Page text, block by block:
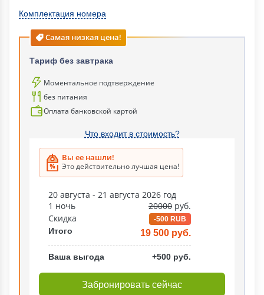
Комплектация номера
Самая низкая цена!
Тариф без завтрака
Моментальное подтверждение
без питания
Оплата банковской картой
Что входит в стоимость?
Вы ее нашли!
Это действительно лучшая цена!
20 августа - 21 августа 2026 год
1 ночь
20000 руб.
Скидка
-500 RUB
Итого 19 500 руб.
Ваша выгода +500 руб.
Забронировать сейчас